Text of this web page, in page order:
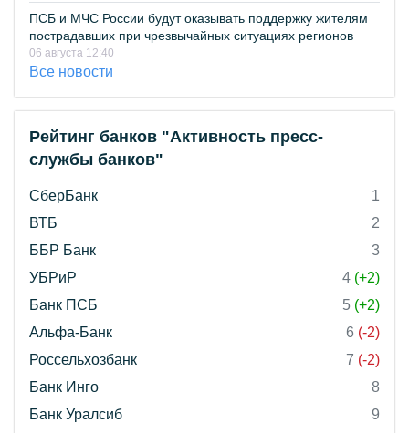
ПСБ и МЧС России будут оказывать поддержку жителям
пострадавших при чрезвычайных ситуациях регионов
06 августа 12:40
Все новости
Рейтинг банков "Активность пресс-
службы банков"
СберБанк
1
ВТБ
2
ББР Банк
3
УБРиР
4 (+2)
Банк ПСБ
5 (+2)
Альфа-Банк
6 (-2)
Россельхозбанк
7 (-2)
Банк Инго
8
Банк Уралсиб
9